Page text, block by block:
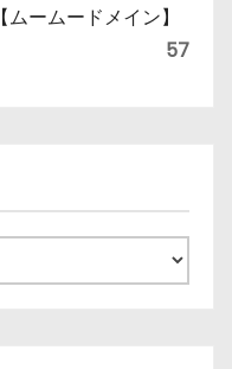
ームードメイン】
57